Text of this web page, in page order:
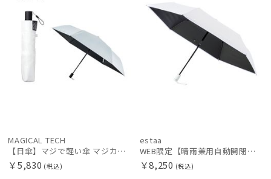
MAGICAL TECH
【日傘】マジで軽い傘 マジカルテックプロテクション(MAGICAL TECH PROTECTION) 58cm 晴雨兼用傘自動開閉折りたたみ日傘 一級遮光100% UV 軽量 機能性 大きめ 人気
￥5,830 (税込)
estaa
WEB限定【晴雨兼用自動開閉日傘】エスタ(estaa)REIKYAKUパラソル 55㎝ ラディクール 遮光100 UV100 ワンタッチ開閉
￥8,250 (税込)